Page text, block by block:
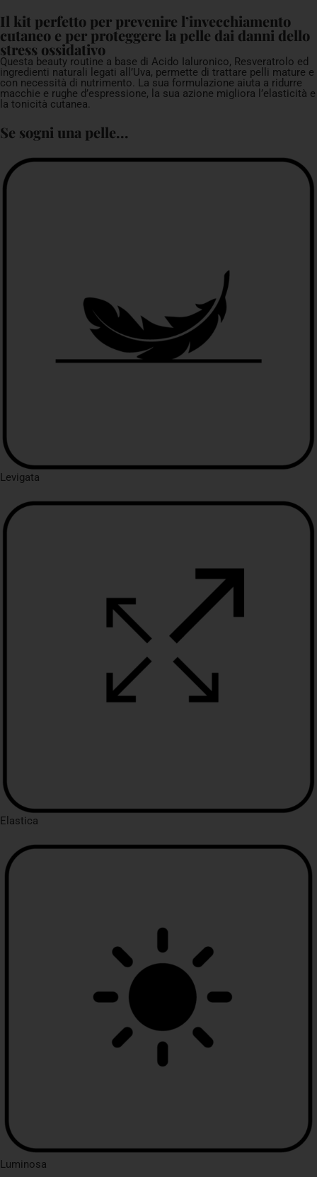
Il kit perfetto per prevenire l’invecchiamento
cutaneo e per proteggere la pelle dai danni dello
stress ossidativo
Questa beauty routine a base di Acido Ialuronico, Resveratrolo ed
ingredienti naturali legati all’Uva, permette di trattare pelli mature e
con necessità di nutrimento. La sua formulazione aiuta a ridurre
macchie e rughe d’espressione, la sua azione migliora l’elasticità e
la tonicità cutanea.
Se sogni una pelle...
Levigata
Elastica
Luminosa